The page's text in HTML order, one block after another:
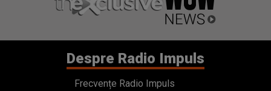
Despre Radio Impuls
Frecvențe Radio Impuls